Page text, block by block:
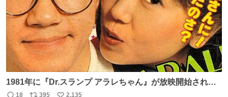
1981年に『Dr.スランプ アラレちゃん』が放映開始された
直後の鳥山明さんと、小山茉美さんです。
18 395
2,135